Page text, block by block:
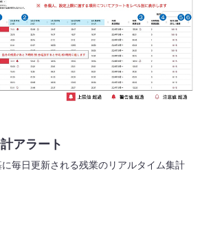
アラート
毎日更新される残業のリアルタイム集計